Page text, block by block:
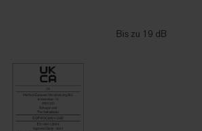
Bis zu 19 dB